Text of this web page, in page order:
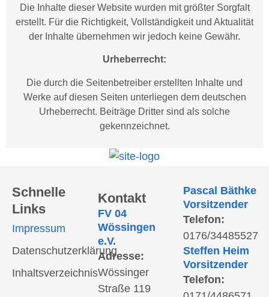
Die Inhalte dieser Website wurden mit größter Sorgfalt
erstellt. Für die Richtigkeit, Vollständigkeit und Aktualität
der Inhalte übernehmen wir jedoch keine Gewähr.
Urheberrecht:
Die durch die Seitenbetreiber erstellten Inhalte und
Werke auf diesen Seiten unterliegen dem deutschen
Urheberrecht. Beiträge Dritter sind als solche
gekennzeichnet.
Schnelle
Links
Impressum
Datenschutzerklärung
Inhaltsverzeichnis
Kontakt
FV 04
Wössingen
e.V.
Adresse:
Wössinger
Straße 119
Pascal Bäthke
Vorsitzender
Telefon:
0176/34485527
Steffen Heim
Vorsitzender
Telefon: